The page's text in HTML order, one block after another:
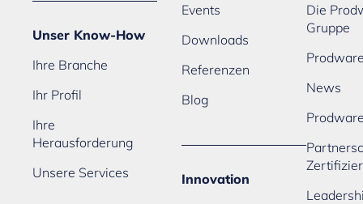
Unser Know-How
Ihre Branche
Ihr Profil
Ihre
Herausforderung
Unsere Services
Events
Downloads
Referenzen
Blog
Innovation
Die
Gruppe
News